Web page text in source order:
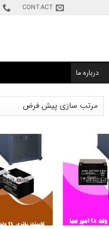
CONTACT
درباره ما